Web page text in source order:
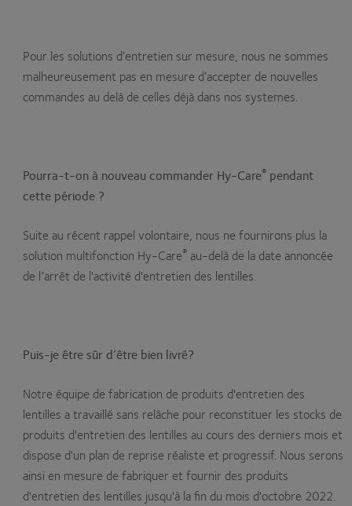
Pour les solutions d’entretien sur mesure, nous ne sommes
malheureusement pas en mesure d’accepter de nouvelles
commandes au delà de celles déjà dans nos systemes.
Pourra-t-on à nouveau commander Hy-Care®pendant
cette période ?
Suite au récent rappel volontaire, nous ne fournirons plus la
solution multifonction Hy-Care®au-delà de la date annoncée
de l’arrêt de l'activité d'entretien des lentilles.
Puis-je être sûr d’être bien livré?
Notre équipe de fabrication de produits d'entretien des
lentilles a travaillé sans relâche pour reconstituer les stocks de
produits d'entretien des lentilles au cours des derniers mois et
dispose d'un plan de reprise réaliste et progressif. Nous serons
ainsi en mesure de fabriquer et fournir des produits
d'entretien des lentilles jusqu'à la fin du mois d'octobre 2022.